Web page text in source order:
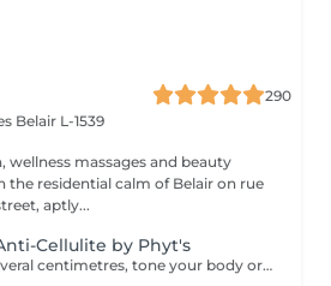
290
Belair L-1539
wellness massages and beauty
the residential calm of Belair on rue
aptly...
Cellulite by Phyt's
If your goal is to lose several centimetres, tone your body or reduce cellulite, this treatment developed by Phyt's laboratories is for you. Together with adapting some lifestyle habits, and adopting others, you will obtain the results you're looking for. This treatment starts with a stimulating foot refresher and pressure point massage.